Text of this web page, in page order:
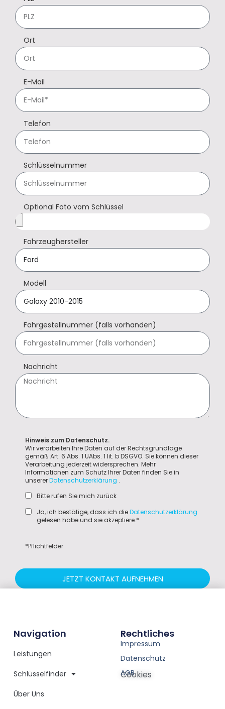
Ort
E-Mail
Telefon
Schlüsselnummer
Optional Foto vom Schlüssel
Fahrzeughersteller
Modell
Fahrgestellnummer (falls vorhanden)
Nachricht
Hinweis zum Datenschutz.
Wir verarbeiten Ihre Daten auf der Rechtsgrundlage
gemäß Art. 6 Abs. 1 UAbs. 1 lit. b DSGVO. Sie können dieser
Verarbeitung jederzeit widersprechen. Mehr
Informationen zum Schutz Ihrer Daten finden Sie in
unsererDatenschutzerklärung .
Bitte rufen Sie mich zurück
Ja, ich bestätige, dass ich dieDatenschutzerklärung
gelesen habe und sie akzeptiere.*
*Pflichtfelder
JETZT KONTAKT AUFNEHMEN
Navigation
Leistungen
Schlüsselfinder
Über Uns
Rechtliches
Impressum
Datenschutz
AGB
Cookies